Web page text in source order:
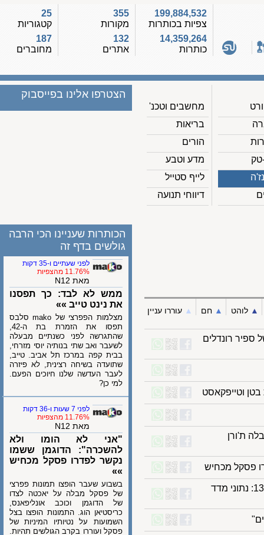
199,884,532
צפיות בכותרות
14,359,264
כותרות
355
מקורות
132
אתרים
קטגוריות
187
מחוברים
מחשבים וטכנ'
בריאות
הורים
מדע וטבע
לייף סטייל
דיווחי תנועה
הצטרפו אלינו בפייסבוק
לוהט ▲︎ חם ▲︎ עוררו עניין
רונדלים
וטייפקאסט
ת'ורן
מכחיש
קלה בחדשות 12 וכאן 11, קיפאון בערוצים 14 ו-13: נתוני מדד
הכותרות שעניינו הכי הרבה
גולשים בדף זה
לפני שעתיים ו-35 דקות
11.76% מהצפיות
מאת N12
ממש לא לבד: כך תפסנו
את נינט טייב »»
מצלמות הפפרצי של mako סלבס
תפסו את הזמרת בת ה-42,
שהתגרשה לפני כשנתיים מבעלה
לשעבר ואב שתי בנותיה יוסי מזרחי,
בבית קפה במרכז תל אביב. טייב,
שתועדה בשיחה רצינית, לא פיזרה
לעבר העדשה שלנו חיוכים הפעם.
למי כן?
לפני 7 שעות ו-36 דקות
11.76% מהצפיות
מאת N12
"אני לא הומו ולא
להשכרה": הדוגמן ששמו
נקשר לפדרו פסקל מכחיש
בשבוע שעבר הופצו תמונות פפרצי
של פסקל מבלה על יאכטה לצדו
של הדוגמן וכוכב אונליפאנס,
כריסטיאן הוג. התמונות הופצו בצל
השמועות על נטיותיו המיניות של
פסקל ועוררו בקרב הגולשים תהיות.